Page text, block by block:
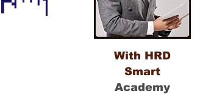
With HRD
Smart
Academy